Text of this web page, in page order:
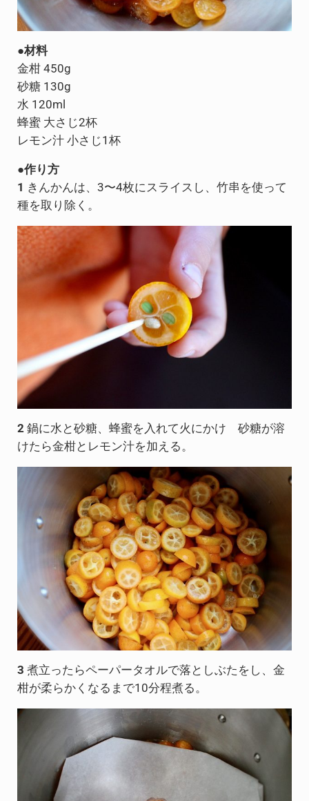
●材料
金柑 450g
砂糖 130g
水​ 120ml​
​蜂蜜 大さじ2杯​
レモン汁 小さじ1杯
●作り方
1 きんかんは、3〜4枚にスライスし、竹串を使って
種を取り除く。
2 鍋に水と​砂糖、蜂蜜を入れて火にかけ ​砂糖が溶
けたら金柑とレモン汁​​​​​​を加える。
3 煮立ったら​​​​​​​ペーパータオルで落としぶたをし、金
柑が柔らかくなるまで10​分程​煮る​。